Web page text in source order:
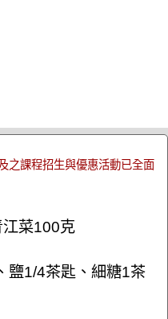
之課程招生與優惠活動已全面
菜100克
鹽1/4茶匙、細糖1茶